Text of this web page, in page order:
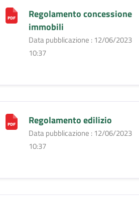
Regolamento concessione
immobili
Data pubblicazione : 12/06/2023
10:37
Regolamento edilizio
Data pubblicazione : 12/06/2023
10:37